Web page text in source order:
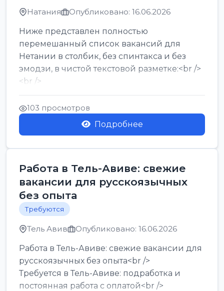
Натания Опубликовано: 16.06.2026
Ниже представлен полностью
перемешанный список вакансий для
Нетании в столбик, без спинтакса и без
эмодзи, в чистой текстовой разметке:<br />
<br />
Работа в Нетании на мебельном
производстве: требу...
103 просмотров
Подробнее
Работа в Тель-Авиве: свежие
вакансии для русскоязычных
без опыта
Требуются
Тель Авив Опубликовано: 16.06.2026
Работа в Тель-Авиве: свежие вакансии для
русскоязычных без опыта<br />
Требуется в Тель-Авиве: подработка и
постоянная работа с оплатой<br />